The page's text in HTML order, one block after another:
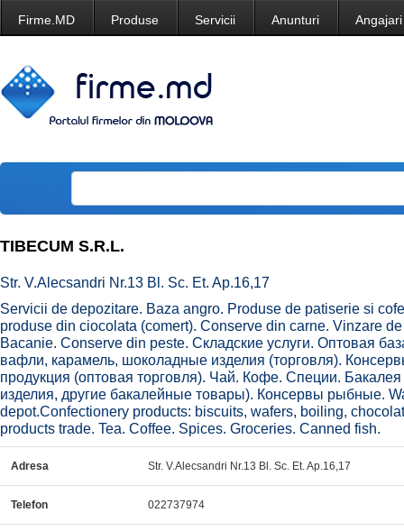
Firme.MD Produse Servicii Anunturi Angajari
TIBECUM S.R.L.
Str. V.Alecsandri Nr.13 Bl. Sc. Et. Ap.16,17
Servicii de depozitare. Baza angro. Produse de patiserie si
produse din ciocolata (comert). Conserve din carne. Vinzare
Bacanie. Conserve din peste. Складские услуги. Оптовая
вафли, карамель, шоколадные изделия (торговля).
продукция (оптовая торговля). Чай. Кофе. Специи.
изделия, другие бакалейные товары). Консервы рыбные.
depot.Confectionery products: biscuits, wafers, boiling,
products trade. Tea. Coffee. Spices. Groceries. Canned fish.
Adresa Str. V.Alecsandri Nr.13 Bl. Sc. Et. Ap.16,17
Telefon 022737974